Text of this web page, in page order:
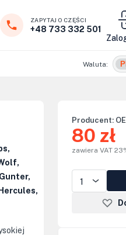
ZAPYTAJ O CZĘŚCI
+48 733 332 501
Waluta:
Producent:
80 zł
zawiera VAT